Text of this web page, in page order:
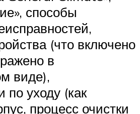
способы
(что включено
в
виде),
по уходу (как
процесс очистки